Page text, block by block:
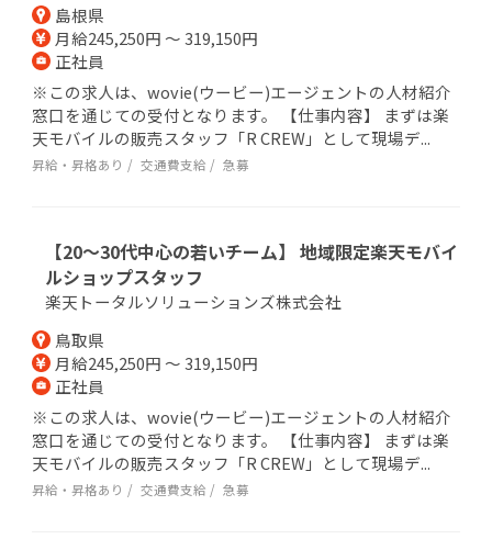
島根県
月給245,250円 ～ 319,150円
正社員
※この求人は、wovie(ウービー)エージェントの人材紹介
窓口を通じての受付となります。 【仕事内容】 まずは楽
天モバイルの販売スタッフ「R CREW」として現場デ...
昇給・昇格あり 交通費支給 急募
【20～30代中心の若いチーム】 地域限定楽天モバイ
ルショップスタッフ
楽天トータルソリューションズ株式会社
鳥取県
月給245,250円 ～ 319,150円
正社員
※この求人は、wovie(ウービー)エージェントの人材紹介
窓口を通じての受付となります。 【仕事内容】 まずは楽
天モバイルの販売スタッフ「R CREW」として現場デ...
昇給・昇格あり 交通費支給 急募